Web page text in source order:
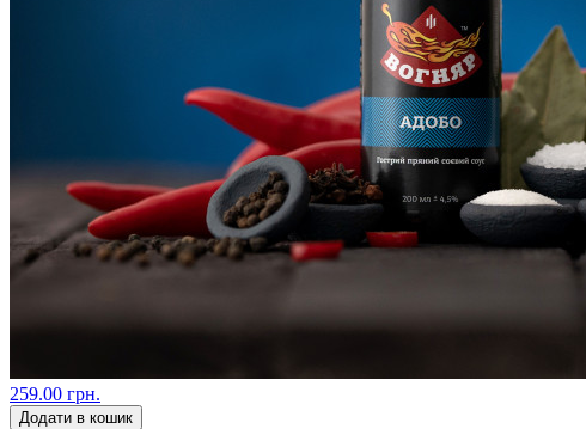
259.00 грн.
Додати в кошик